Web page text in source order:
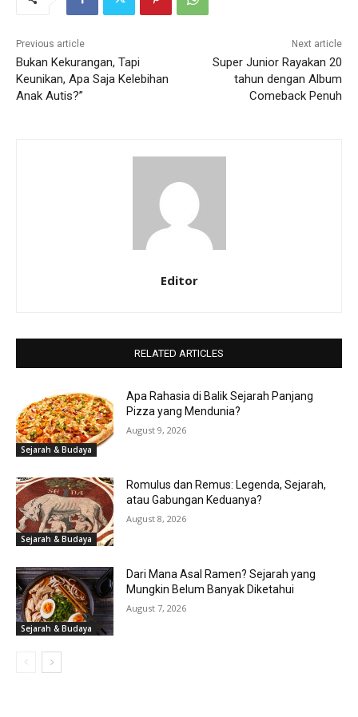
Previous article
Bukan Kekurangan, Tapi
Keunikan, Apa Saja Kelebihan
Anak Autis?”
Next article
Super Junior Rayakan 20
tahun dengan Album
Comeback Penuh
Editor
RELATED ARTICLES
Sejarah & Budaya
Apa Rahasia di Balik Sejarah Panjang
Pizza yang Mendunia?
August 9, 2026
Sejarah & Budaya
Romulus dan Remus: Legenda, Sejarah,
atau Gabungan Keduanya?
August 8, 2026
Sejarah & Budaya
Dari Mana Asal Ramen? Sejarah yang
Mungkin Belum Banyak Diketahui
August 7, 2026